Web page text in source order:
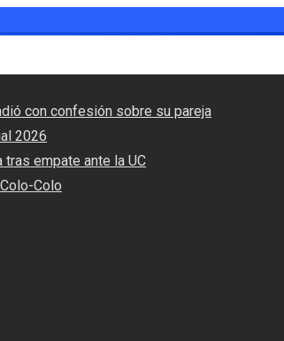
con confesión sobre su pareja
2026
empate ante la UC
Colo